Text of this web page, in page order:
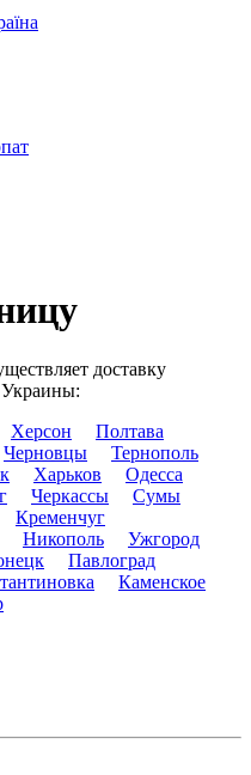
доставку
Украины:
Херсон
Полтава
Черновцы
Тернополь
Харьков
Одесса
Черкассы
Сумы
Кременчуг
Никополь
Ужгород
Павлоград
Каменское